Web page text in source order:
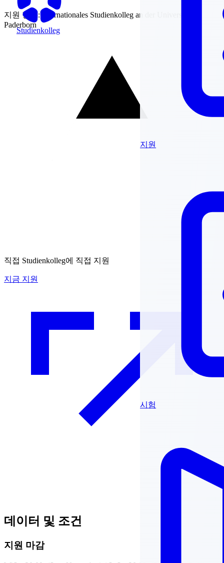
Studienkolleg
지원
시험
지원 정보:
Internationales Studienkolleg an der Universität
Paderborn
직접 Studienkolleg에 직접 지원
지금 지원
데이터 및 조건
지원 마감